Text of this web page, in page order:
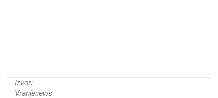
Izvor:
Vranjenews